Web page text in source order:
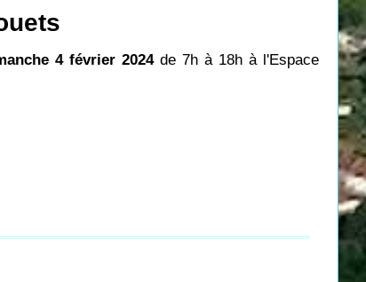
4 février 2024de 7h à 18h à l'Espace